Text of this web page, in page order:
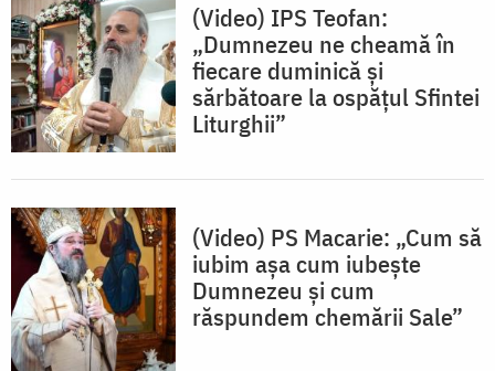
(Video) IPS Teofan:
„Dumnezeu ne cheamă în
fiecare duminică și
sărbătoare la ospățul Sfintei
Liturghii”
(Video) PS Macarie: „Cum să
iubim așa cum iubește
Dumnezeu și cum
răspundem chemării Sale”